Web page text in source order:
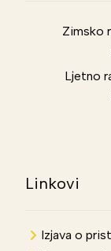
Zimsko
Ljetno
Linkovi
Izjava o